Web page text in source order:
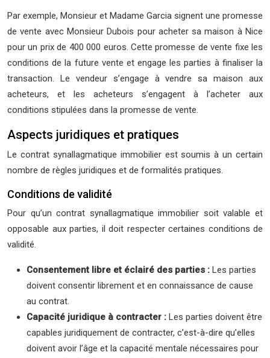
Par exemple, Monsieur et Madame Garcia signent une promesse
de vente avec Monsieur Dubois pour acheter sa maison à Nice
pour un prix de 400 000 euros. Cette promesse de vente fixe les
conditions de la future vente et engage les parties à finaliser la
transaction. Le vendeur s’engage à vendre sa maison aux
acheteurs, et les acheteurs s’engagent à l’acheter aux
conditions stipulées dans la promesse de vente.
Aspects juridiques et pratiques
Le contrat synallagmatique immobilier est soumis à un certain
nombre de règles juridiques et de formalités pratiques.
Conditions de validité
Pour qu’un contrat synallagmatique immobilier soit valable et
opposable aux parties, il doit respecter certaines conditions de
validité.
Consentement libre et éclairé des parties : Les parties
doivent consentir librement et en connaissance de cause
au contrat.
Capacité juridique à contracter : Les parties doivent être
capables juridiquement de contracter, c’est-à-dire qu’elles
doivent avoir l’âge et la capacité mentale nécessaires pour